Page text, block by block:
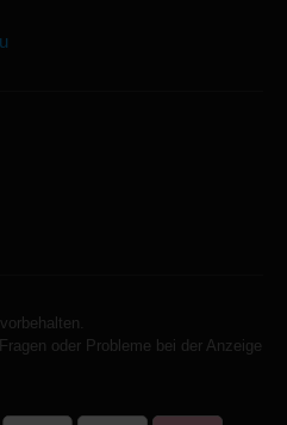
oder Probleme bei der Anzeige